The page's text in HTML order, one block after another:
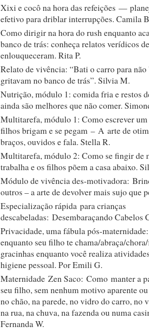
Xixi e cocô na hora das refeições —
efetivo para driblar interrupções. Camila
Como dirigir na hora do rush enquanto
banco de trás: conheça relatos verídicos
enlouqueceram. Rita P.
Relato de vivência: “Bati o carro para não
gritavam no banco de trás”. Silvia M.
Nutrição, módulo 1: comida fria e restos
ainda são melhores que não comer.
Multitarefa, módulo 1: Como escrever um
filhos brigam e se pegam – A arte de
braços, ouvidos e fala. Stella R.
Multitarefa, módulo 2: Como se fingir de
trabalha e os filhos põem a casa abaixo.
Módulo de vivência des-motivadora:
outros – a arte de devolver mais sujo que
Especialização rápida para crianças
descabeladas: Desembaraçando Cabelos
Privacidade, uma fábula pós-
enquanto seu filho te chama/abraça/
gracinhas enquanto você realiza
higiene pessoal. Por Emili G.
Maternidade Zen Saco: Como manter a
seu filho, sem nenhum motivo aparente
no chão, na parede, no vidro do carro, no
na rua, na chuva, na fazenda ou numa
Fernanda W.